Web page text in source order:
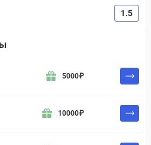
1.5
5000₽
10000₽